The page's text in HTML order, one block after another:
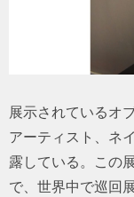
展示されているオ
アーティスト、ネ
露している。この
で、世界中で巡回